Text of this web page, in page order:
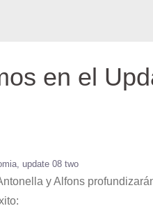
en el
update 08 two
y Alfons